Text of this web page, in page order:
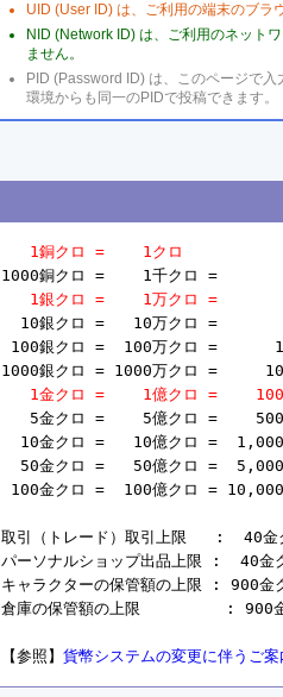
UID (User ID) は、ご利用の端末のブ
NID (Network ID) は、ご利用のネット
ません。
PID (Password ID) は、このページで
環境からも同一のPIDで投稿できます。
1銅クロ =    1クロ
1000銅クロ =    1千クロ =
1銀クロ =    1万クロ =
10銀クロ =   10万クロ =
100銀クロ =  100万クロ =
1000銀クロ = 1000万クロ =
1金クロ =    1億クロ =
5金クロ =    5億クロ =
10金クロ =   10億クロ =
50金クロ =   50億クロ =
100金クロ =  100億クロ =
取引（トレード）取引上限   :  40
パーソナルショップ出品上限 :
キャラクターの保管額の上限 : 900
倉庫の保管額の上限         : 900
【参照】 貨幣システムの変更に伴うご案